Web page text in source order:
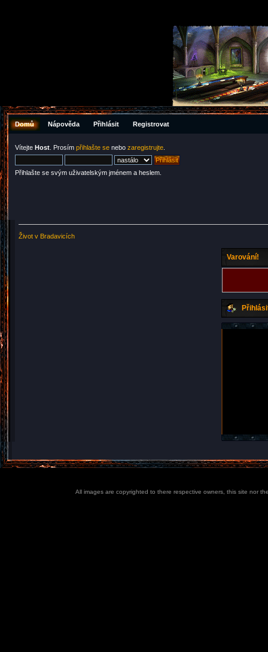
Domů Nápověda Přihlásit Registrovat
Vítejte Host . Prosím přihlašte se nebo zaregistrujte
Přihlašte se svým uživatelským jménem a heslem.
Život v Bradavicích
Varování!
All images are copyrighted to there respective owners, this site nor